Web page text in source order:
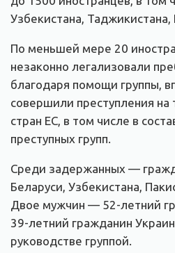
Узбекистана, Таджикистана,
По меньшей мере 20
незаконно легализовали
благодаря помощи группы,
совершили преступления на
стран ЕС, в том числе в
преступных групп.
Среди задержанных —
Беларуси, Узбекистана,
Двое мужчин — 52-летний
39-летний гражданин
руководстве группой.